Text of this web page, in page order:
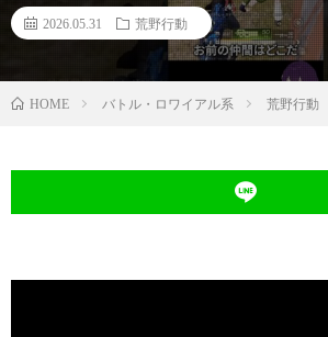
2026.05.31 荒野行動
HOME バトル・ロワイアル系 荒野行動